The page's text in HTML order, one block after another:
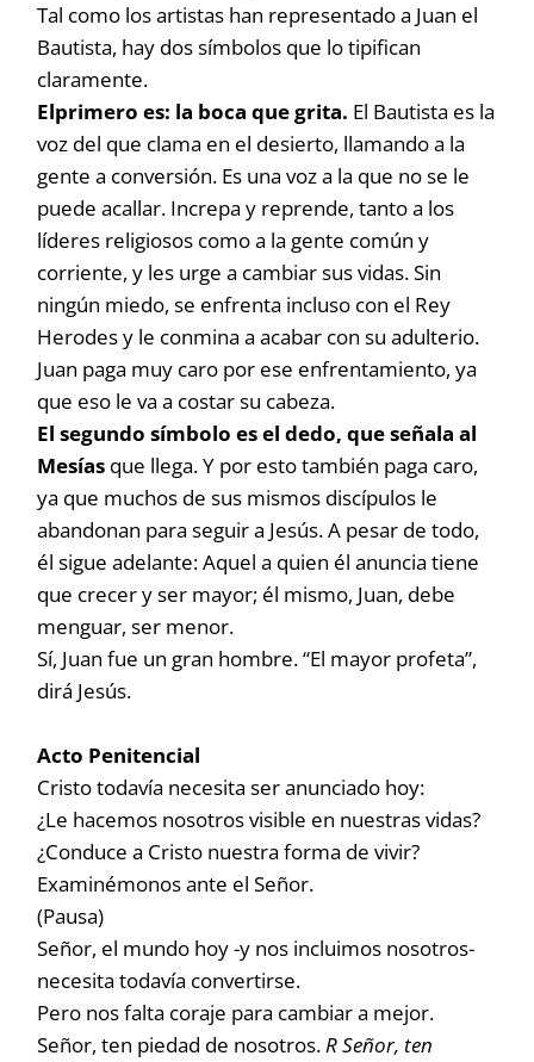
Tal como los artistas han representado a Juan el
Bautista, hay dos símbolos que lo tipifican
claramente.
Elprimero es: la boca que grita. El Bautista es la
voz del que clama en el desierto, llamando a la
gente a conversión. Es una voz a la que no se le
puede acallar. Increpa y reprende, tanto a los
líderes religiosos como a la gente común y
corriente, y les urge a cambiar sus vidas. Sin
ningún miedo, se enfrenta incluso con el Rey
Herodes y le conmina a acabar con su adulterio.
Juan paga muy caro por ese enfrentamiento, ya
que eso le va a costar su cabeza.
El segundo símbolo es el dedo, que señala al
Mesías que llega. Y por esto también paga caro,
ya que muchos de sus mismos discípulos le
abandonan para seguir a Jesús. A pesar de todo,
él sigue adelante: Aquel a quien él anuncia tiene
que crecer y ser mayor; él mismo, Juan, debe
menguar, ser menor.
Sí, Juan fue un gran hombre. “El mayor profeta”,
dirá Jesús.
Acto Penitencial
Cristo todavía necesita ser anunciado hoy:
¿Le hacemos nosotros visible en nuestras vidas?
¿Conduce a Cristo nuestra forma de vivir?
Examinémonos ante el Señor.
(Pausa)
Señor, el mundo hoy -y nos incluimos nosotros-
necesita todavía convertirse.
Pero nos falta coraje para cambiar a mejor.
Señor, ten piedad de nosotros.R Señor, ten